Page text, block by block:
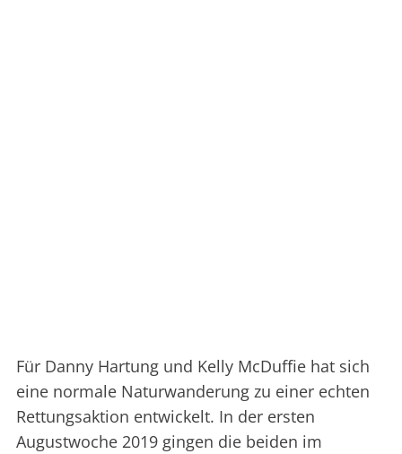
Für Danny Hartung und Kelly McDuffie hat sich
eine normale Naturwanderung zu einer echten
Rettungsaktion entwickelt. In der ersten
Augustwoche 2019 gingen die beiden im